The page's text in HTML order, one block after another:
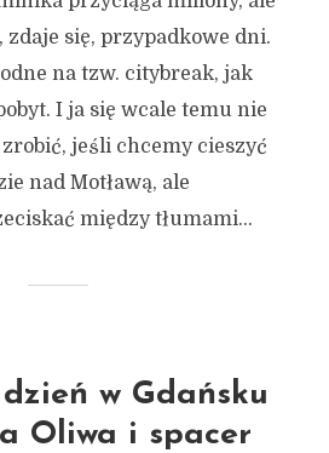
zdaje się, przypadkowe dni.
na tzw. citybreak, jak
I ja się wcale temu nie
jeśli chcemy cieszyć
nad Motławą, ale
między tłumami...
dzień w Gdańsku
Oliwa i spacer